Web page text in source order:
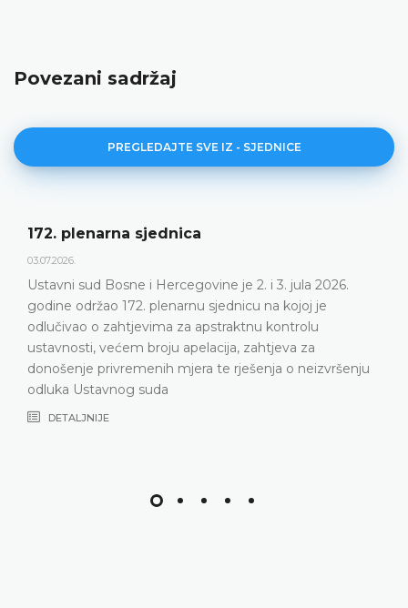
Povezani sadržaj
PREGLEDAJTE SVE IZ - SJEDNICE
172. plenarna sjednica
03.07.2026.
Ustavni sud Bosne i Hercegovine je 2. i 3. jula 2026.
godine održao 172. plenarnu sjednicu na kojoj je
odlučivao o zahtjevima za apstraktnu kontrolu
ustavnosti, većem broju apelacija, zahtjeva za
donošenje privremenih mjera te rješenja o neizvršenju
odluka Ustavnog suda
DETALJNIJE